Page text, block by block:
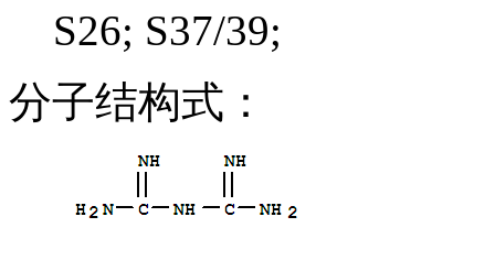
S26; S37/39;
分子结构式：